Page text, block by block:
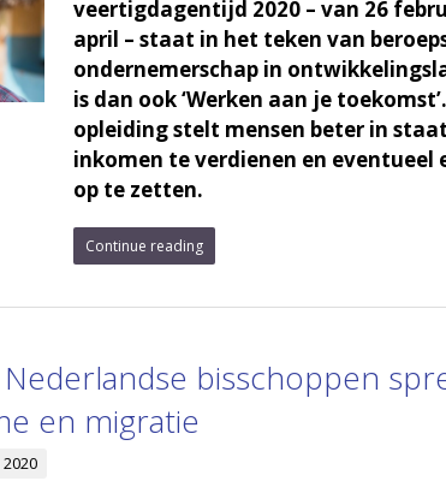
veertigdagentijd 2020 – van 26
april – staat in het teken van
ondernemerschap in
is dan ook ‘Werken aan je
opleiding stelt mensen beter in
inkomen te verdienen en eventueel
op te zetten.
Continue reading
Nederlandse bisschoppen
en migratie